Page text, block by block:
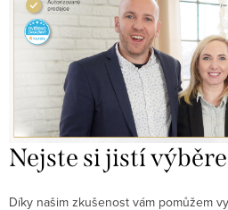
Nejste si jistí
Díky našim zkušenost vám pomůžem